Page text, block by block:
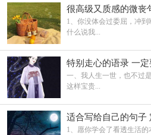
很高级又质感的微丧
的无人问津
1、你没体会过委屈，冲
什么说我...
特别走心的语录 一
一、我人生一世，也不过
这样宝贵...
适合写给自己的句子
1、愿你学会了看透生活